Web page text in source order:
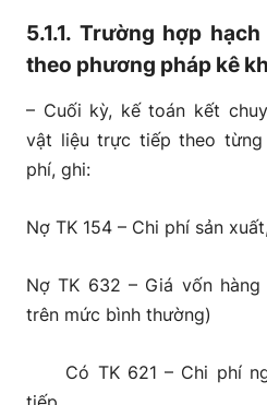
5.1.1. Trường hợp
theo phương pháp kê
– Cuối kỳ, kế toán kết
vật liệu trực tiếp theo
phí, ghi:
Nợ TK 154 – Chi phí sản
Nợ TK 632 – Giá vốn
trên mức bình thường)
Có TK 621 – Chi phí